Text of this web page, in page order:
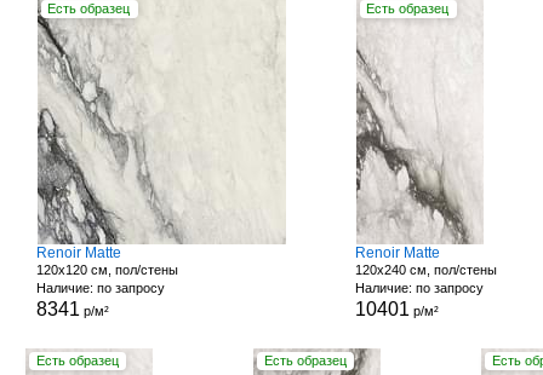
Есть образец
Renoir Matte
120x120 см, пол/стены
Наличие: по запросу
8341 р/м²
Есть образец
Renoir Matte
120x240 см, пол/стены
Наличие: по запросу
10401 р/м²
Есть образец Есть образец Есть